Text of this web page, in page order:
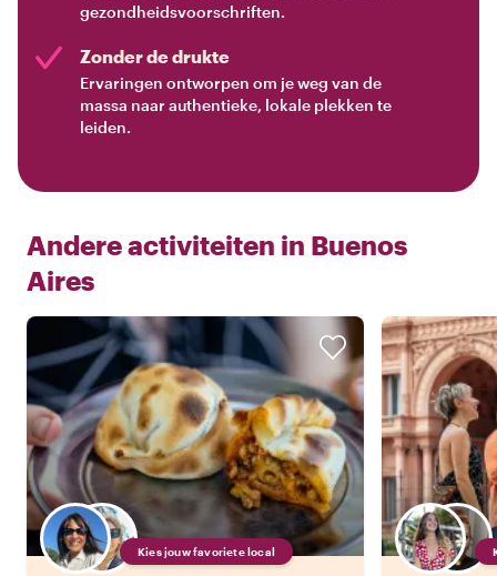
gezondheidsvoorschriften.
Zonder de drukte
Ervaringen ontworpen om je weg van de
massa naar authentieke, lokale plekken te
leiden.
Andere activiteiten in Buenos
Aires
Kies jouw favoriete local